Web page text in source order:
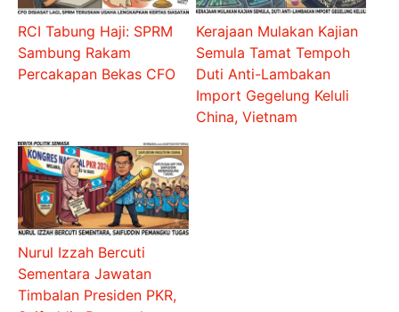
RCI Tabung Haji: SPRM
Sambung Rakam
Percakapan Bekas CFO
Kerajaan Mulakan Kajian
Semula Tamat Tempoh
Duti Anti-Lambakan
Import Gegelung Keluli
China, Vietnam
Nurul Izzah Bercuti
Sementara Jawatan
Timbalan Presiden PKR,